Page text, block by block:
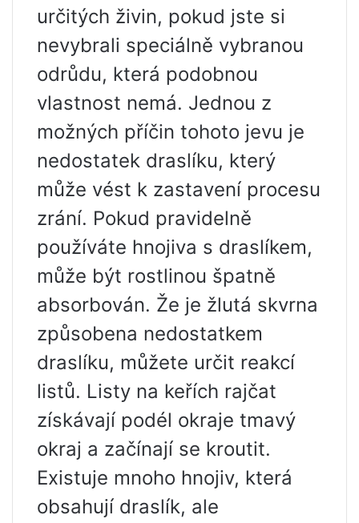
určitých živin, pokud jste si
nevybrali speciálně vybranou
odrůdu, která podobnou
vlastnost nemá. Jednou z
možných příčin tohoto jevu je
nedostatek draslíku, který
může vést k zastavení procesu
zrání. Pokud pravidelně
používáte hnojiva s draslíkem,
může být rostlinou špatně
absorbován. Že je žlutá skvrna
způsobena nedostatkem
draslíku, můžete určit reakcí
listů. Listy na keřích rajčat
získávají podél okraje tmavý
okraj a začínají se kroutit.
Existuje mnoho hnojiv, která
obsahují draslík, ale